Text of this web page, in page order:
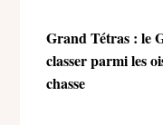
Grand Tétras : le
classer parmi les
chasse